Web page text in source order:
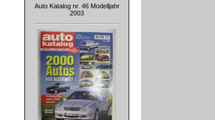
Auto Katalog nr. 46 Modelljahr
2003